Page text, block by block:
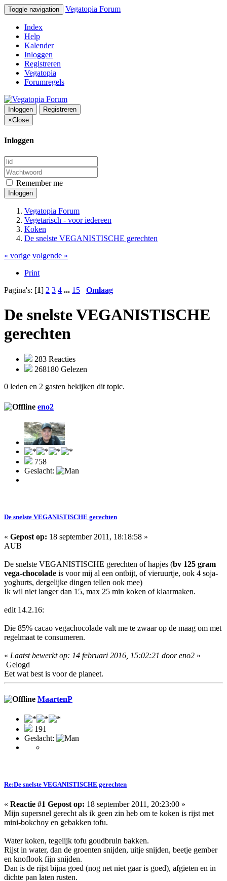
Toggle navigation Vegatopia Forum
Index
Help
Kalender
Inloggen
Registreren
Vegatopia
Forumregels
Inloggen
Registreren
×Close
Inloggen
Remember me
Inloggen
Vegatopia Forum
Vegetarisch - voor iedereen
Koken
De snelste VEGANISTISCHE gerechten
« vorige volgende »
Print
Pagina's: [1] 2 3 4 ... 15 Omlaag
De snelste VEGANISTISCHE
gerechten
283 Reacties
268180 Gelezen
0 leden en 2 gasten bekijken dit topic.
eno2
758
Geslacht:
De snelste VEGANISTISCHE gerechten
« Gepost op: 18 september 2011, 18:18:58 »
AUB
De snelste VEGANISTISCHE gerechten of hapjes (bv 125 gram
vega-chocolade is voor mij al een ontbijt, of vieruurtje, ook 4 soja-
yoghurts, dergelijke dingen tellen ook mee)
Ik wil niet langer dan 15, max 25 min koken of klaarmaken.
edit 14.2.16:
Die 85% cacao vegachocolade valt me te zwaar op de maag om met
regelmaat te consumeren.
« Laatst bewerkt op: 14 februari 2016, 15:02:21 door eno2 »
Gelogd
Eet wat best is voor de planeet.
MaartenP
191
Geslacht:
Re:De snelste VEGANISTISCHE gerechten
« Reactie #1 Gepost op: 18 september 2011, 20:23:00 »
Mijn supersnel gerecht als ik geen zin heb om te koken is rijst met
mini-bokchoy en gebakken tofu.
Water koken, tegelijk tofu goudbruin bakken.
Rijst in water, dan de groenten snijden, uitje snijden, beetje gember
en knoflook fijn snijden.
Dan is de rijst bijna goed (nog net niet gaar is goed), afgieten en in
dichte pan laten rusten.